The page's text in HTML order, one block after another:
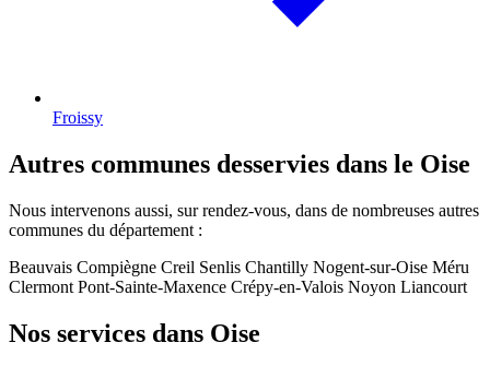
Froissy
Autres communes desservies dans le Oise
Nous intervenons aussi, sur rendez-vous, dans de nombreuses autres
communes du département :
Beauvais Compiègne Creil Senlis Chantilly Nogent-sur-Oise Méru
Clermont Pont-Sainte-Maxence Crépy-en-Valois Noyon Liancourt
Nos services dans Oise